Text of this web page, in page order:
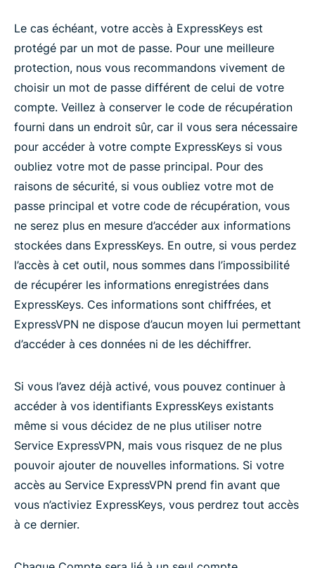
Le cas échéant, votre accès à ExpressKeys est
protégé par un mot de passe. Pour une meilleure
protection, nous vous recommandons vivement de
choisir un mot de passe différent de celui de votre
compte. Veillez à conserver le code de récupération
fourni dans un endroit sûr, car il vous sera nécessaire
pour accéder à votre compte ExpressKeys si vous
oubliez votre mot de passe principal. Pour des
raisons de sécurité, si vous oubliez votre mot de
passe principal et votre code de récupération, vous
ne serez plus en mesure d’accéder aux informations
stockées dans ExpressKeys. En outre, si vous perdez
l’accès à cet outil, nous sommes dans l’impossibilité
de récupérer les informations enregistrées dans
ExpressKeys. Ces informations sont chiffrées, et
ExpressVPN ne dispose d’aucun moyen lui permettant
d’accéder à ces données ni de les déchiffrer.
Si vous l’avez déjà activé, vous pouvez continuer à
accéder à vos identifiants ExpressKeys existants
même si vous décidez de ne plus utiliser notre
Service ExpressVPN, mais vous risquez de ne plus
pouvoir ajouter de nouvelles informations. Si votre
accès au Service ExpressVPN prend fin avant que
vous n’activiez ExpressKeys, vous perdrez tout accès
à ce dernier.